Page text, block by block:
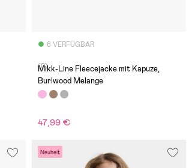
6 VERFÜGBAR
(0)
Mikk-Line Fleecejacke mit Kapuze,
Burlwood Melange
47,99 €
Neuheit